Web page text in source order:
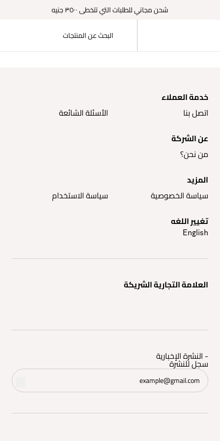
شحن مجاني للطلبات التي تتخطى ٣٥٠٠ جنيه
خدمة العملاء
اتصل بنا
الأسئلة الشائعة
عن الشركة
من نحن؟
المزيد
سياسة الخصوصية
سياسة الاستخدام
تغيير اللغه
English
العلامة التجارية الشريكة
- النشرة الإخبارية
سجل للنشرة